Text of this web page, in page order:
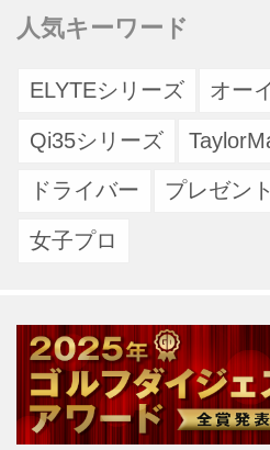
人気キーワード
ELYTEシリーズ オー
Qi35シリーズ
ドライバー プレゼント
女子プロ